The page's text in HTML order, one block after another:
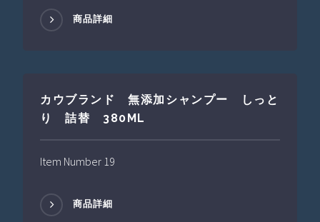
商品詳細
カウブランド 無添加シャンプー しっと
り 詰替 380ML
Item Number 19
商品詳細